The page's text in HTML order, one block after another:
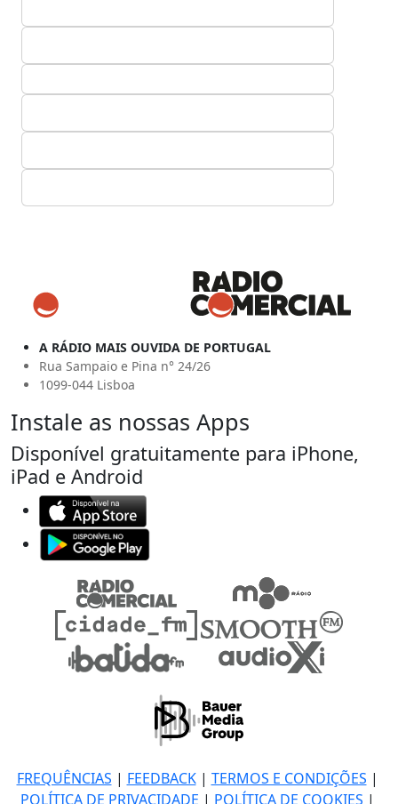
A RÁDIO MAIS OUVIDA DE PORTUGAL
Rua Sampaio e Pina n° 24/26
1099-044 Lisboa
Instale as nossas Apps
Disponível gratuitamente para iPhone,
iPad e Android
FREQUÊNCIAS | FEEDBACK| TERMOS E CONDIÇÕES |
POLÍTICA DE PRIVACIDADE | POLÍTICA DE COOKIES |